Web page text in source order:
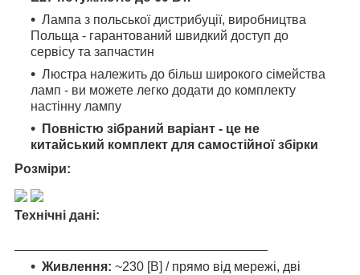
Лампа з польської дистрибуції, виробництва
Польща - гарантований швидкий доступ до
сервісу та запчастин
Люстра належить до більш широкого сімейства
ламп - ви можете легко додати до комплекту
настінну лампу
Повністю зібраний варіант - це не
китайський комплект для самостійної збірки
Розміри:
Технічні дані:
Живлення: ~230 [В] / прямо від мережі, дві